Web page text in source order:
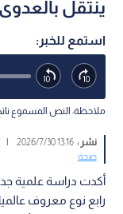
ينتقل بالعدوى
استمع للخبر:
ملاحظة: النص المسموع
نشر :13:16 2026/7/30
|
صحة
رابع نوع معروف